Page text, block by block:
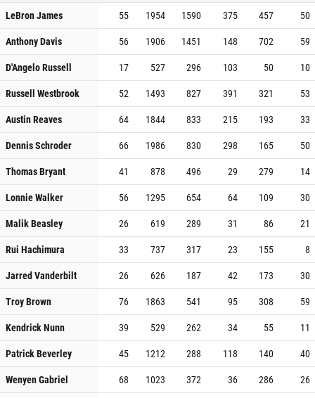
LeBron James 55 1954 1590 375 457
50
Anthony Davis
56 1906 1451 148 702
59
D'Angelo Russell
17 527 296 103 50
10
Russell Westbrook
52 1493 827 391 321
53
Austin Reaves
64 1844 833 215 193
33
Dennis Schroder
66 1986 830 298 165
50
Thomas Bryant
41 878 496 29 279
14
Lonnie Walker
56 1295 654 64 109
30
Malik Beasley
26 619 289 31 86
21
Rui Hachimura
33 737 317 23 155
8
Jarred Vanderbilt
26 626 187 42 173
30
Troy Brown
76 1863 541 95 308
59
Kendrick Nunn
39 529 262 34 55
11
Patrick Beverley
45 1212 288 118 140
40
Wenyen Gabriel
68 1023 372 36 286
26